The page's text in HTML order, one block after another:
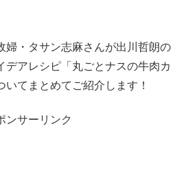
婦・タサン志麻さんが出川哲朗の
デアレシピ「丸ごとナスの牛肉カ
いてまとめてご紹介します！
ンサーリンク